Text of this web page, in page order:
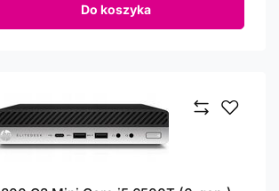
Do koszyka